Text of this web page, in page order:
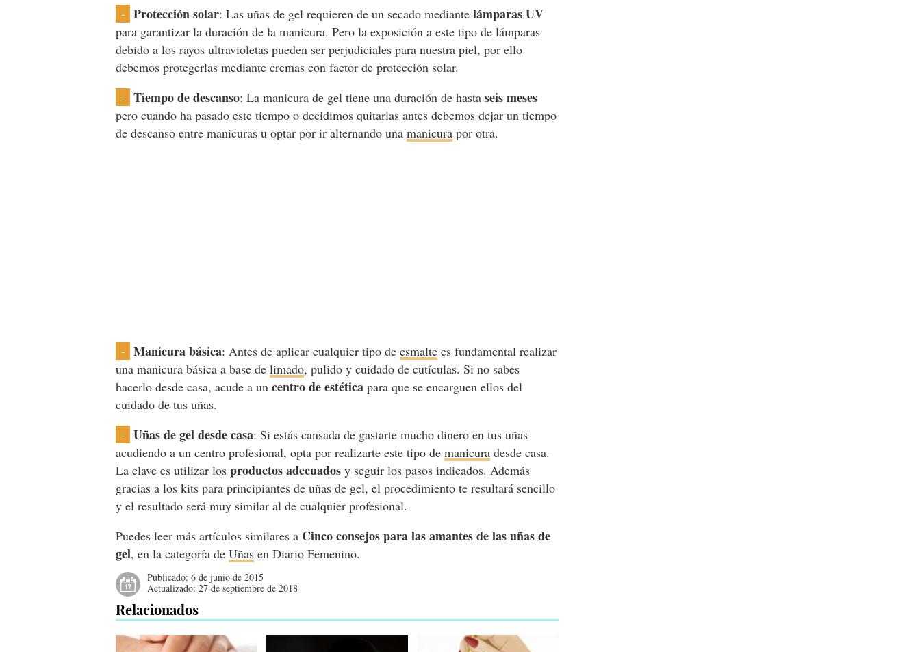
- Protección solar: Las uñas de gel requieren de un secado mediante lámparas UV
para garantizar la duración de la manicura. Pero la exposición a este tipo de lámparas
debido a los rayos ultravioletas pueden ser perjudiciales para nuestra piel, por ello
debemos protegerlas mediante cremas con factor de protección solar.
- Tiempo de descanso: La manicura de gel tiene una duración de hastaseis meses
pero cuando ha pasado este tiempo o decidimos quitarlas antes debemos dejar un tiempo
de descanso entre manicuras u optar por ir alternando unamanicura por otra.
- Manicura básica: Antes de aplicar cualquier tipo deesmalte es fundamental realizar
una manicura básica a base delimado, pulido y cuidado de cutículas. Si no sabes
hacerlo desde casa, acude a uncentro de estética para que se encarguen ellos del
cuidado de tus uñas.
- Uñas de gel desde casa: Si estás cansada de gastarte mucho dinero en tus uñas
acudiendo a un centro profesional, opta por realizarte este tipo demanicura desde casa.
La clave es utilizar losproductos adecuados y seguir los pasos indicados. Además
gracias a los kits para principiantes de uñas de gel, el procedimiento te resultará sencillo
y el resultado será muy similar al de cualquier profesional.
Puedes leer más artículos similares a Cinco consejos para las amantes de las uñas de
gel, en la categoría deUñas en Diario Femenino.
Publicado:6 de junio de 2015
Actualizado:27 de septiembre de 2018
Relacionados